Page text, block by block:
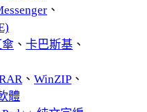
、
、 卡巴斯基 、
、 WinZIP 、
體